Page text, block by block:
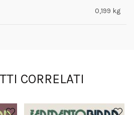
0,199 kg
CORRELATI